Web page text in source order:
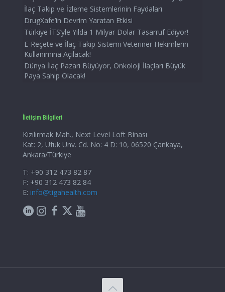
İlaç Takip ve İzleme Sistemlerinin Faydaları
DrugXafe’in Devrim Yaratan Etkisi
Türkiye İTS’yle Yılda 1 Milyar Dolar Tasarruf Ediyor!
E-Reçete ve İlaç Takip Sistemi Veteriner Hekimlerin
Kullanımına Açılacak!
Dünya İlaç Pazarı Büyüyor, Onkoloji İlaçları Büyük
Paya Sahip Olacak!
İletişim Bilgileri
Kızılırmak Mah., Next Level Loft Binası
Kat: 2, Ufuk Ünv. Cd. No: 4 D: 10, 06520 Çankaya,
Ankara/Türkiye
T: +90 312 473 82 87
F: +90 312 473 82 84
E: info@tigahealth.com